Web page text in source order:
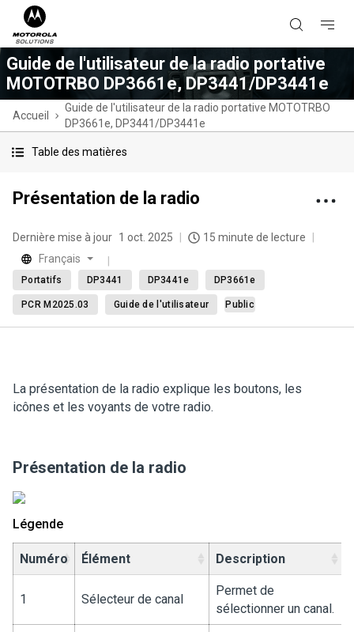
Guide de l'utilisateur de la radio portative
MOTOTRBO DP3661e, DP3441/DP3441e
Accueil
Guide de l'utilisateur de la radio portative MOTOTRBO
DP3661e, DP3441/DP3441e
Table des matières
Présentation de la radio
Dernière mise à jour 1 oct. 2025
15 minute de lecture
Français
Portatifs DP3441 DP3441e DP3661e
PCR M2025.03 Guide de l'utilisateur Public
La présentation de la radio explique les boutons, les
icônes et les voyants de votre radio.
Présentation de la radio
Légende
Numéro Élément Description
1 Sélecteur de canal
Permet de
sélectionner un canal.